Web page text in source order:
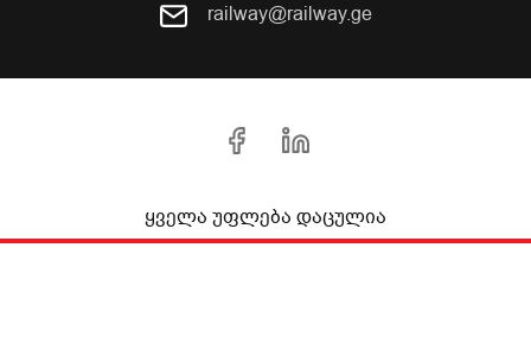
railway@railway.ge
ყველა უფლება დაცულია